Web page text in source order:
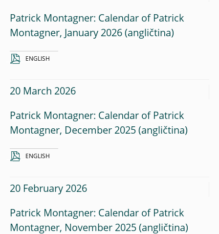
Patrick Montagner: Calendar of Patrick
Montagner, January 2026
ENGLISH
20 March 2026
Patrick Montagner: Calendar of Patrick
Montagner, December 2025
ENGLISH
20 February 2026
Patrick Montagner: Calendar of Patrick
Montagner, November 2025